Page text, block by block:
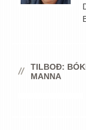
TILBOÐ:
MANNA